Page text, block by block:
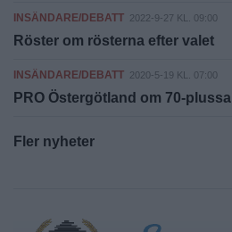
INSÄNDARE/DEBATT 2022-9-27 KL. 09:00
Röster om rösterna efter valet
INSÄNDARE/DEBATT 2020-5-19 KL. 07:00
PRO Östergötland om 70-
Fler nyheter